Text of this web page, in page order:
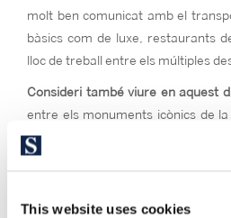
This website uses cookies
molt ben comunicat amb el
bàsics com de luxe, restaurants
lloc de treball entre els múltiples
Consideri també viure en aquest
entre els monuments icònics de
de l’equidistància a qualsevol
si Vostè és amant de
Barcelona, on tot ocorre.